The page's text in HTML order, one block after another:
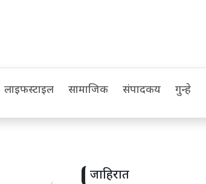
लाइफस्टाइल सामाजिक संपादकीय गुन्हे
जाहिरात